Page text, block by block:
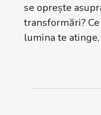
se oprește
transformări?
lumina te